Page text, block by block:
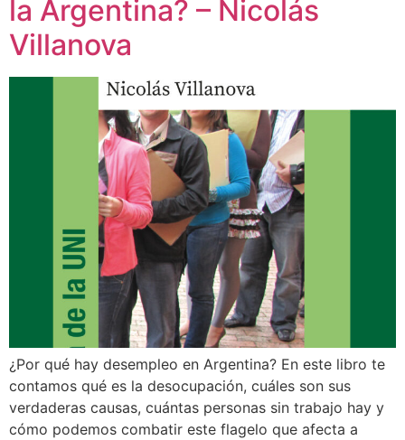
la Argentina? – Nicolás
Villanova
¿Por qué hay desempleo en Argentina? En este libro te
contamos qué es la desocupación, cuáles son sus
verdaderas causas, cuántas personas sin trabajo hay y
cómo podemos combatir este flagelo que afecta a